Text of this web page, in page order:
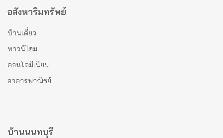
อสังหาริมทรัพย์
บ้านเดี่ยว
ทาวน์โฮม
คอนโดมีเนียม
อาคารพาณิชย์
บ้านนนทบุรี